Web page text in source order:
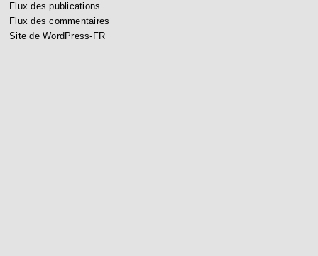
Flux des publications
Flux des commentaires
Site de WordPress-FR